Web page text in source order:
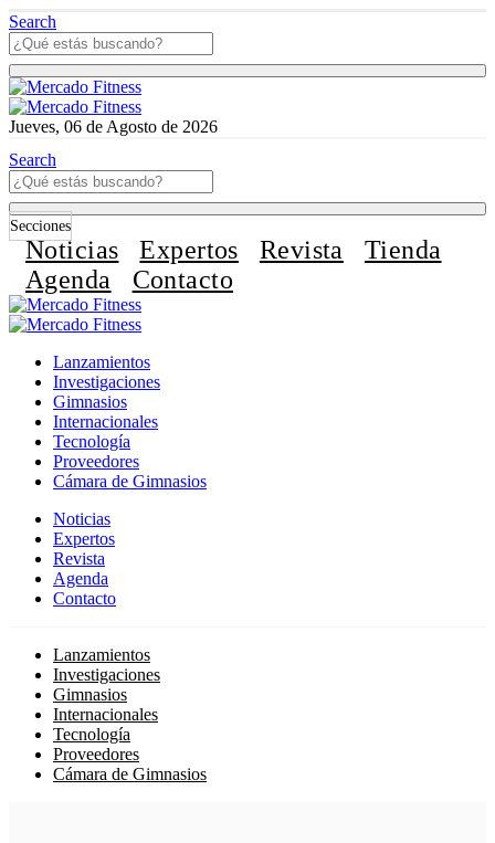
Search
Jueves, 06 de Agosto de 2026
Search
Secciones
Noticias Expertos Revista
Tienda
Agenda
Contacto
Lanzamientos
Investigaciones
Gimnasios
Internacionales
Tecnología
Proveedores
Cámara de Gimnasios
Noticias
Expertos
Revista
Agenda
Contacto
Lanzamientos
Investigaciones
Gimnasios
Internacionales
Tecnología
Proveedores
Cámara de Gimnasios